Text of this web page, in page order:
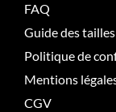
FAQ
Guide des tailles
Politique de
Mentions
CGV